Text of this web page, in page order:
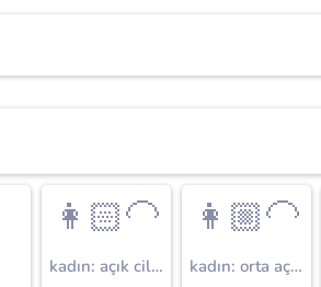
👩🏻‍🦲
kadın: açık cilt tonu
👩🏼‍🦲
kadın: orta açık cilt tonu